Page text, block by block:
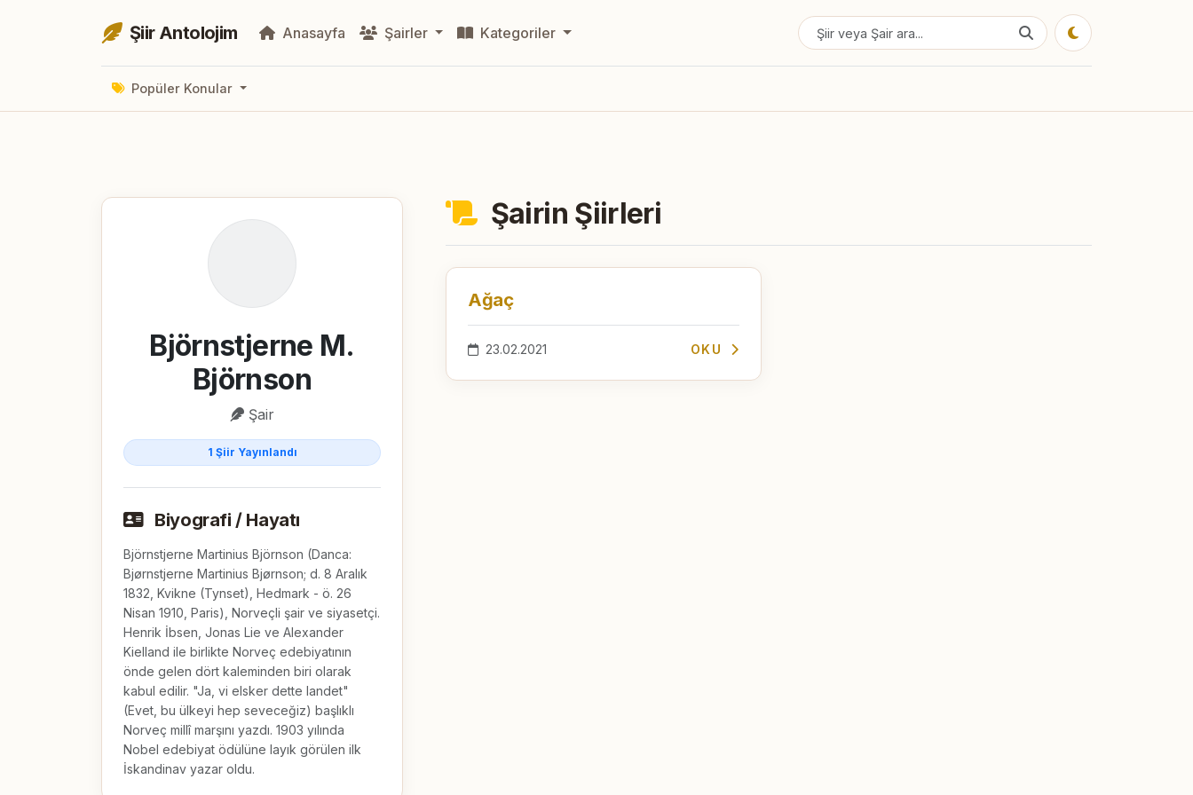
Şiir Antolojim Anasayfa Şairler Kategoriler
Popüler Konular
Björnstjerne M.
Björnson
Şair
1 Şiir Yayınlandı
Biyografi / Hayatı
Björnstjerne Martinius Björnson (Danca:
Bjørnstjerne Martinius Bjørnson; d. 8 Aralık
1832, Kvikne (Tynset), Hedmark - ö. 26
Nisan 1910, Paris), Norveçli şair ve siyasetçi.
Henrik İbsen, Jonas Lie ve Alexander
Kielland ile birlikte Norveç edebiyatının
önde gelen dört kaleminden biri olarak
kabul edilir. "Ja, vi elsker dette landet"
(Evet, bu ülkeyi hep seveceğiz) başlıklı
Norveç millî marşını yazdı. 1903 yılında
Nobel edebiyat ödülüne layık görülen ilk
İskandinav yazar oldu.
Şairin Şiirleri
Ağaç
23.02.2021 OKU